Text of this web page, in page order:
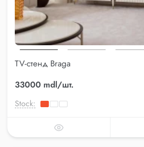
TV-стенд Braga
33000 mdl/шт.
Stock: